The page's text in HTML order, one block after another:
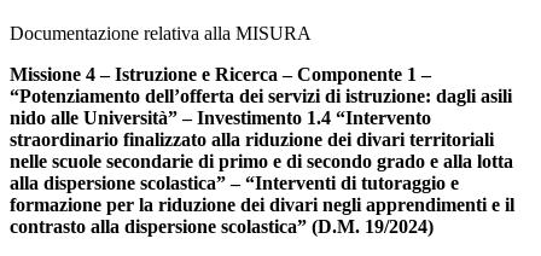
Documentazione relativa alla MISURA
Missione 4 – Istruzione e Ricerca – Componente 1 –
“Potenziamento dell’offerta dei servizi di istruzione: dagli asili
nido alle Università” – Investimento 1.4 “Intervento
straordinario finalizzato alla riduzione dei divari territoriali
nelle scuole secondarie di primo e di secondo grado e alla lotta
alla dispersione scolastica” – “Interventi di tutoraggio e
formazione per la riduzione dei divari negli apprendimenti e il
contrasto alla dispersione scolastica” (D.M. 19/2024)